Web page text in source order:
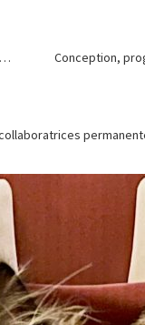
Conception,